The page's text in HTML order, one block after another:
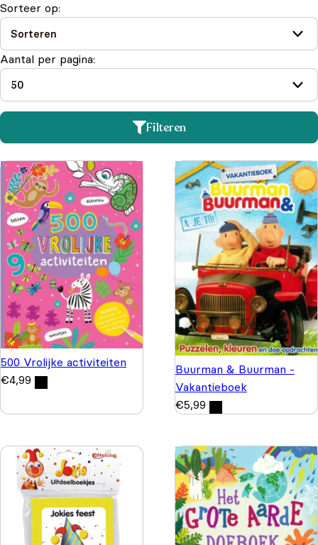
Sorteer op:
Aantal per pagina:
Filteren
500 Vrolijke activiteiten
€4,99
Buurman & Buurman -
Vakantieboek
€5,99